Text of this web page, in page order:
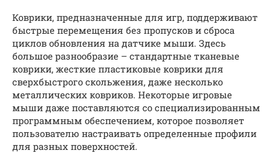
Коврики, предназначенные для игр, поддерживают
быстрые перемещения без пропусков и сброса
циклов обновления на датчике мыши. Здесь
большое разнообразие – стандартные тканевые
коврики, жесткие пластиковые коврики для
сверхбыстрого скольжения, даже несколько
металлических ковриков. Некоторые игровые
мыши даже поставляются со специализированным
программным обеспечением, которое позволяет
пользователю настраивать определенные профили
для разных поверхностей.